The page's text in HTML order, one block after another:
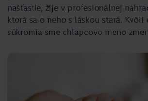
našťastie, žije v profesionálnej
ktorá sa o neho s láskou stará. Kvôli
súkromia sme chlapcovo meno